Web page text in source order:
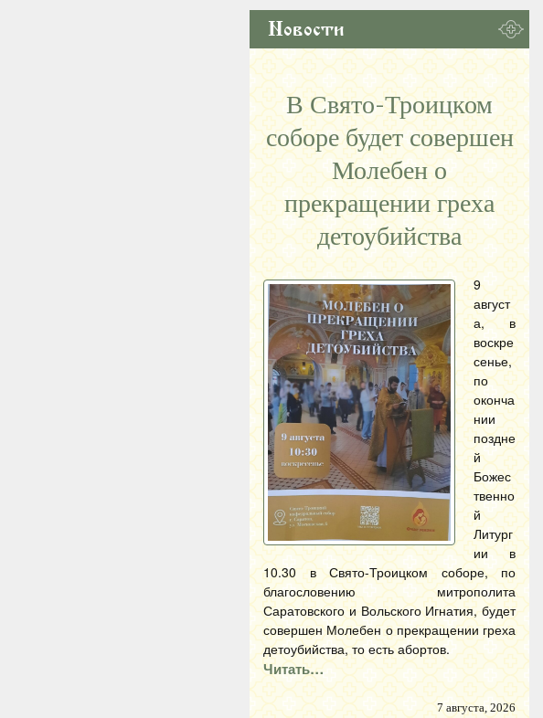
Новости
В Свято-Троицком
соборе будет совершен
Молебен о
прекращении греха
детоубийства
9
август
а, в
воскре
сенье,
по
оконча
нии
поздне
й
Божес
твенно
й
Литург
ии в
10.30 в Свято-Троицком соборе, по
благословению митрополита
Саратовского и Вольского Игнатия, будет
совершен Молебен о прекращении греха
детоубийства, то есть абортов.
Читать…
7 августа, 2026